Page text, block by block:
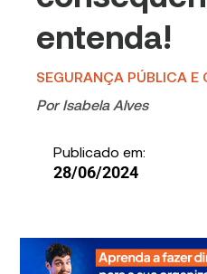
entenda!
SEGURANÇA PÚBLICA E
Por Isabela Alves
Publicado em:
28/06/2024